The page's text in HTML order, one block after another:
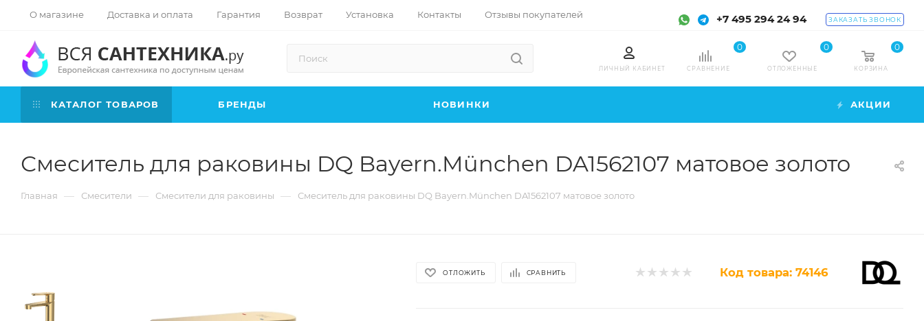
О магазине Доставка и оплата Гарантия Возврат Установка Контакты Отзывы покупателей +7 495 294 24 94 ЗАКАЗАТЬ ЗВОНОК
ЛИЧНЫЙ КАБИНЕТ СРАВНЕНИЕ
0
ОТЛОЖЕННЫЕ
0
КОРЗИНА
0
КАТАЛОГ ТОВАРОВ БРЕНДЫ НОВИНКИ АКЦИИ
Смеситель для раковины DQ Bayern.München DA1562107 матовое золото
Главная — Смесители — Смесители для раковины — Смеситель для раковины DQ Bayern.München DA1562107 матовое золото
ОТЛОЖИТЬ СРАВНИТЬ Код товара: 74146